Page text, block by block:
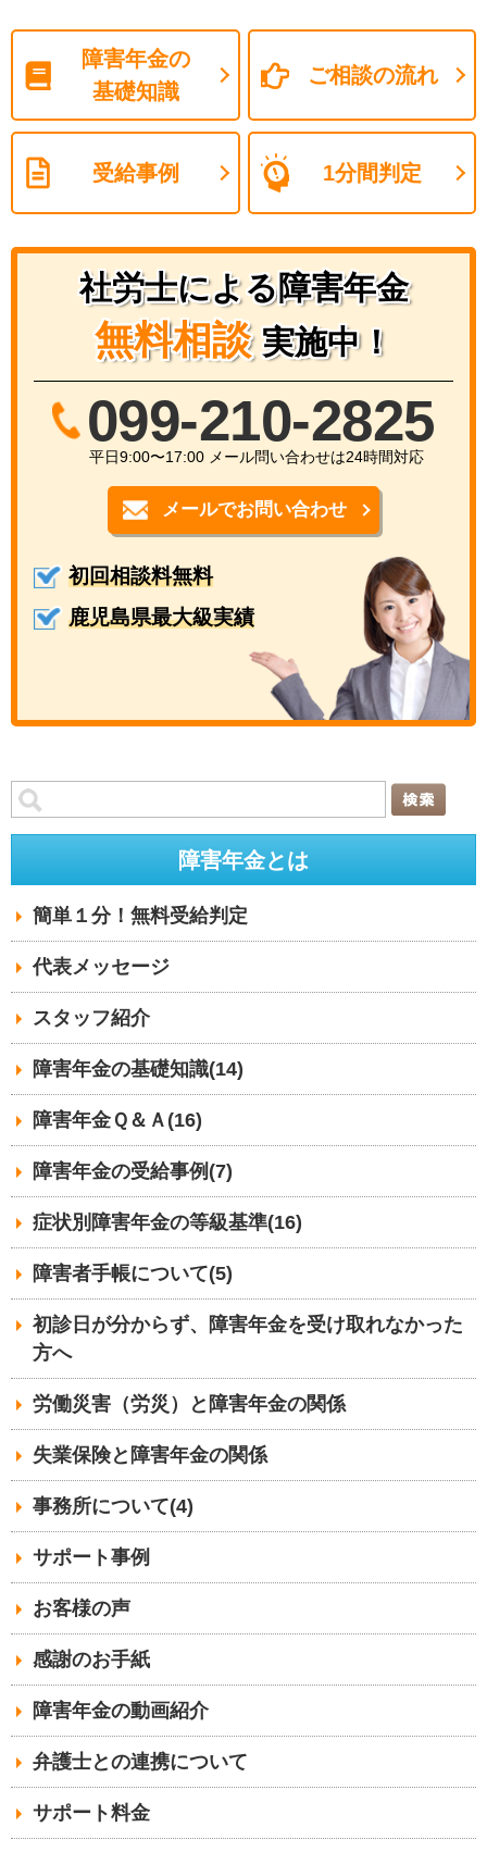
障害年金の
基礎知識
ご相談の流れ
受給事例 1分間判定
社労士による障害年金
無料相談 実施中！
099-210-2825
平日9:00〜17:00 メール問い合わせは24時間対応
メールでお問い合わせ
初回相談料無料
鹿児島県最大級実績
障害年金とは
簡単１分！無料受給判定
代表メッセージ
スタッフ紹介
障害年金の基礎知識(14)
障害年金Ｑ＆Ａ(16)
障害年金の受給事例(7)
症状別障害年金の等級基準(16)
障害者手帳について(5)
初診日が分からず、障害年金を受け取れなかった
方へ
労働災害（労災）と障害年金の関係
失業保険と障害年金の関係
事務所について(4)
サポート事例
お客様の声
感謝のお手紙
障害年金の動画紹介
弁護士との連携について
サポート料金